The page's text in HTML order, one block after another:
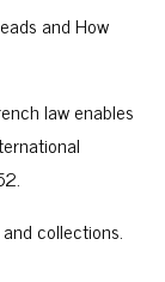
and How
law enables
collections.